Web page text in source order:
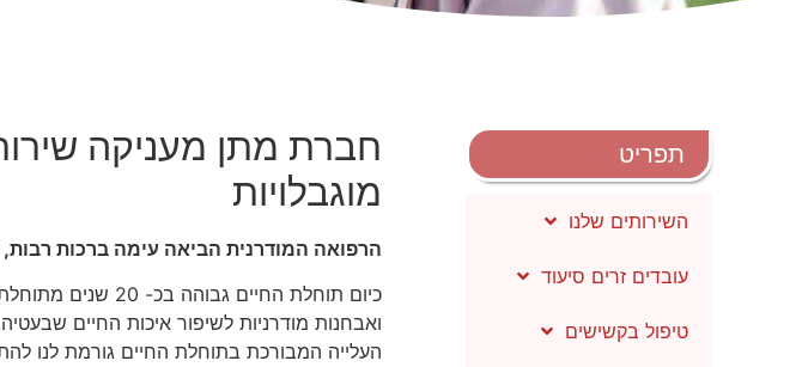
תפריט
השירותים שלנו
עובדים זרים סיעוד
טיפול בקשישים
חברת מתן מעניקה
מוגבלויות
הרפואה המודרנית הביאה עימה ברכות
כיום תוחלת
ואבחנות מודרניות לשיפור איכות החיים
העלייה המבורכת בתוחלת החיים גורמת לנו